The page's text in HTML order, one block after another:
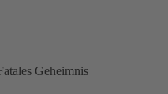
Geheimnis